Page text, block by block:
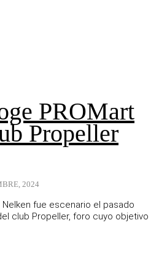
PROMart
Propeller
2024
Nelken fue escenario el pasado
club Propeller, foro cuyo objetivo